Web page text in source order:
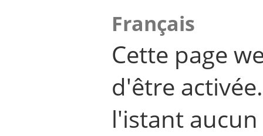
Français
Cette page
d'être
l'istant